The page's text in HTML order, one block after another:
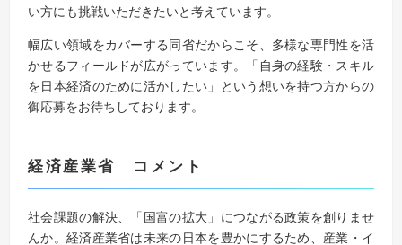
い方にも挑戦いただきたいと考えています。
幅広い領域をカバーする同省だからこそ、多様な専門性を活
かせるフィールドが広がっています。「自身の経験・スキル
を日本経済のために活かしたい」という想いを持つ方からの
御応募をお待ちしております。
経済産業省 コメント
社会課題の解決、「国富の拡大」につながる政策を創りませ
んか。経済産業省は未来の日本を豊かにするため、産業・イ